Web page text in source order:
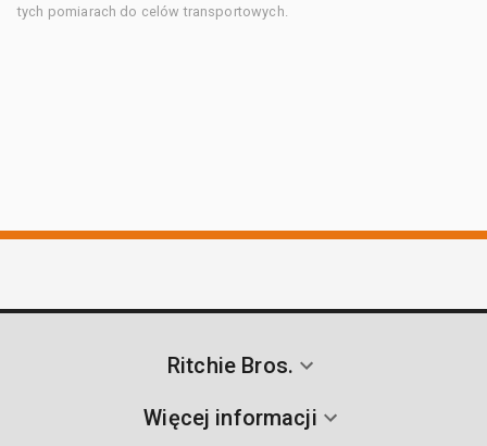
tych pomiarach do celów transportowych.
Ritchie Bros.
Więcej informacji